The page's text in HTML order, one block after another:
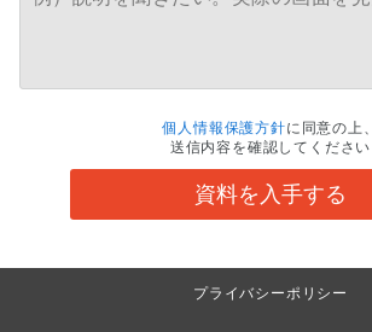
個人情報保護方針に同意の上、
送信内容を確認してください
資料を入手する
プライバシーポリシー